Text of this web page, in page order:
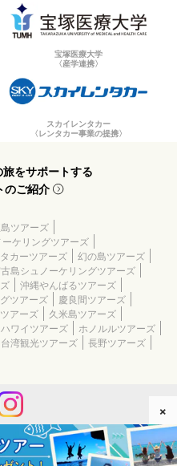
宝塚医療大学
〈産学連携〉
スカイレンタカー
〈レンタカー事業の提携〉
をサポートする
のご紹介
ツアーズ
ケリングツアーズ
カーツアーズ
幻の島ツアーズ
島シュノーケリングツアーズ
沖縄やんばるツアーズ
ツアーズ
慶良間ツアーズ
アーズ
久米島ツアーズ
ハワイツアーズ
ホノルルツアーズ
台湾観光ツアーズ
長野ツアーズ
ーズ All Rights Reserved.
×